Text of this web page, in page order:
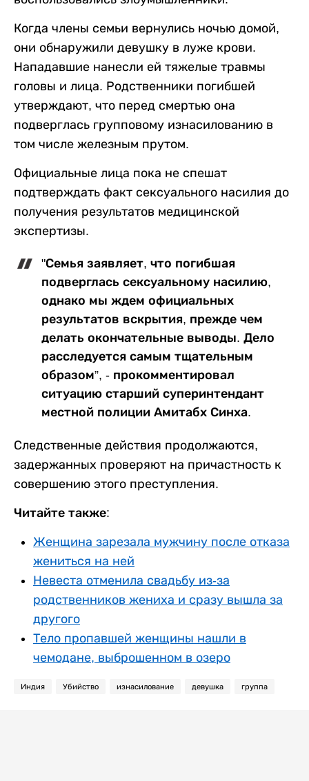
Когда члены семьи вернулись ночью домой,
они обнаружили девушку в луже крови.
Нападавшие нанесли ей тяжелые травмы
головы и лица. Родственники погибшей
утверждают, что перед смертью она
подверглась групповому изнасилованию в
том числе железным прутом.
Официальные лица пока не спешат
подтверждать факт сексуального насилия до
получения результатов медицинской
экспертизы.
"Семья заявляет, что погибшая
подверглась сексуальному насилию,
однако мы ждем официальных
результатов вскрытия, прежде чем
делать окончательные выводы. Дело
расследуется самым тщательным
образом”, - прокомментировал
ситуацию старший суперинтендант
местной полиции Амитабх Синха.
Следственные действия продолжаются,
задержанных проверяют на причастность к
совершению этого преступления.
Читайте также:
Женщина зарезала мужчину после отказа
жениться на ней
Невеста отменила свадьбу из-за
родственников жениха и сразу вышла за
другого
Тело пропавшей женщины нашли в
чемодане, выброшенном в озеро
Индия Убийство изнасилование девушка группа